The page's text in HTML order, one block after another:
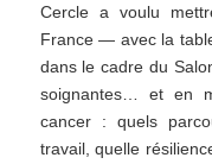
Cercle a voulu
France — avec la
dans le cadre du
soignantes… et en
cancer : quels
travail, quelle